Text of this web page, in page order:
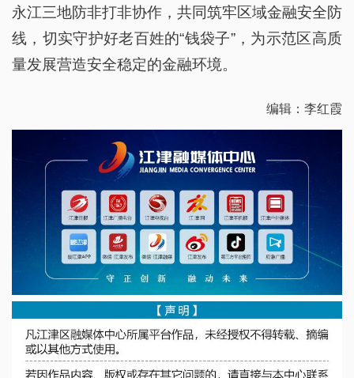
永江三地防非打非协作，共同筑牢区域金融安全防
线，切实守护好老百姓的“钱袋子”，为示范区高质
量发展营造安全稳定的金融环境。
编辑：李红霞